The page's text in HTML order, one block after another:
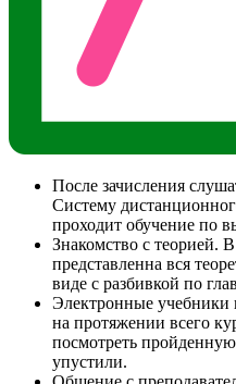
После зачисления
Систему
проходит обучение по
Знакомство с теорией.
представленна вся
виде с разбивкой по
Электронные
на протяжении всего
посмотреть
упустили.